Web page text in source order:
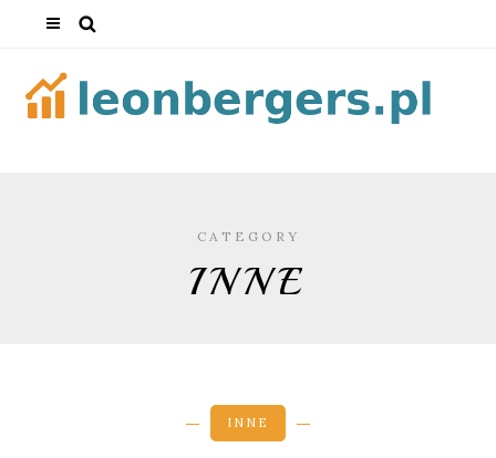
CATEGORY
INNE
INNE